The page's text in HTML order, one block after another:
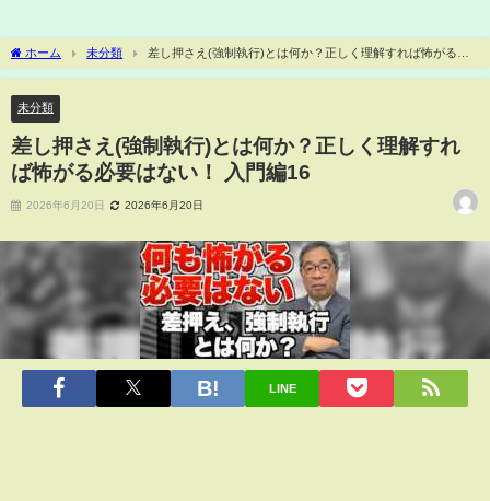
ホーム 未分類
差し押さえ(強制執行)とは何か？正しく理解すれば怖がる必
要はない！ 入門編16
未分類
差し押さえ(強制執行)とは何か？正しく理解すれ
ば怖がる必要はない！ 入門編16
2026年6月20日 2026年6月20日
LINE